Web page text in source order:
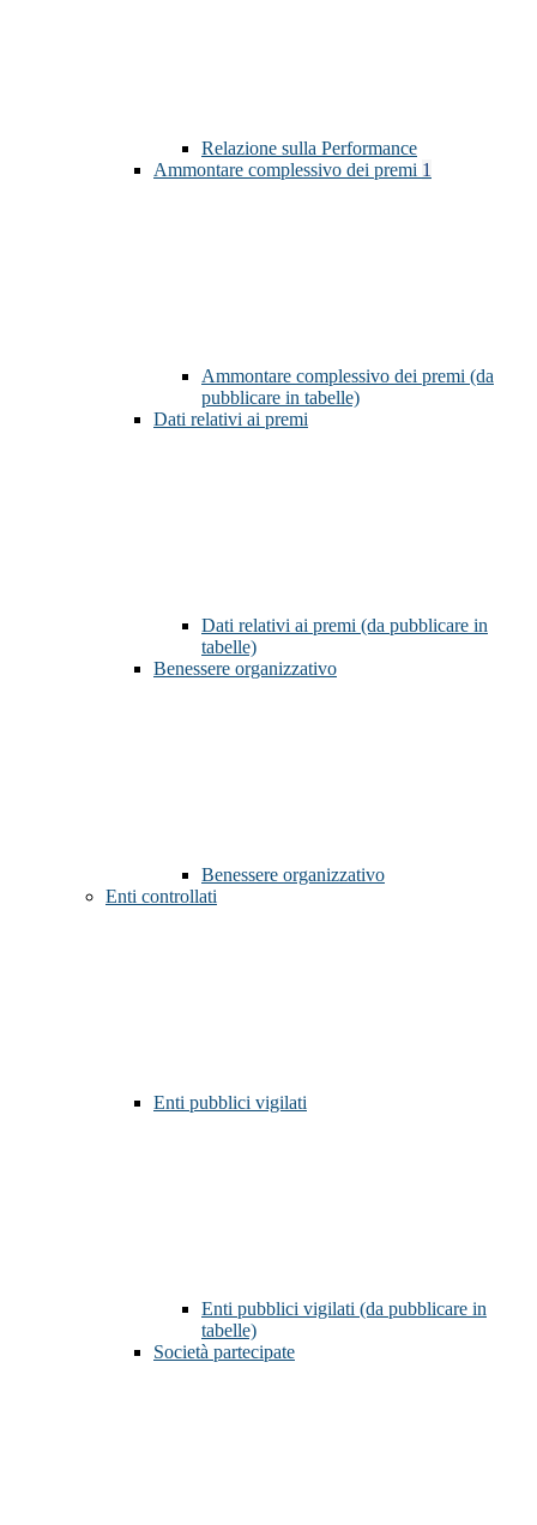
Relazione sulla Performance
Ammontare complessivo dei premi 1
Ammontare complessivo dei premi (da
pubblicare in tabelle)
Dati relativi ai premi
Dati relativi ai premi (da pubblicare in
tabelle)
Benessere organizzativo
Benessere organizzativo
Enti controllati
Enti pubblici vigilati
Enti pubblici vigilati (da pubblicare in
tabelle)
Società partecipate